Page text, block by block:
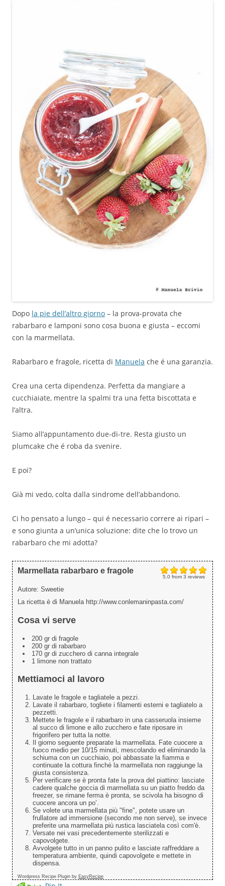
Dopo la pie dell’altro giorno – la prova-provata che
rabarbaro e lamponi sono cosa buona e giusta – eccomi
con la marmellata.
Rabarbaro e fragole, ricetta di Manuela che é una garanzia.
Crea una certa dipendenza. Perfetta da mangiare a
cucchiaiate, mentre la spalmi tra una fetta biscottata e
l’altra.
Siamo all’appuntamento due-di-tre. Resta giusto un
plumcake che é roba da svenire.
E poi?
Già mi vedo, colta dalla sindrome dell’abbandono.
Ci ho pensato a lungo – qui é necessario correre ai ripari –
e sono giunta a un’unica soluzione: dite che lo trovo un
rabarbaro che mi adotta?
5.0from 3 reviews
Marmellata rabarbaro e fragole
Autore: Sweetie
La ricetta è di Manuela http://www.conlemaninpasta.com/
Cosa vi serve
200 gr di fragole
200 gr di rabarbaro
170 gr di zucchero di canna integrale
1 limone non trattato
Mettiamoci al lavoro
Lavate le fragole e tagliatele a pezzi.
Lavate il rabarbaro, togliete i filamenti esterni e tagliatelo a
pezzetti.
Mettete le fragole e il rabarbaro in una casseruola insieme
al succo di limone e allo zucchero e fate riposare in
frigorifero per tutta la notte.
Il giorno seguente preparate la marmellata. Fate cuocere a
fuoco medio per 10/15 minuti, mescolando ed eliminando la
schiuma con un cucchiaio, poi abbassate la fiamma e
continuate la cottura finché la marmellata non raggiunge la
giusta consistenza.
Per verificare se è pronta fate la prova del piattino: lasciate
cadere qualche goccia di marmellata su un piatto freddo da
freezer, se rimane ferma è pronta, se scivola ha bisogno di
cuocere ancora un po’.
Se volete una marmellata più "fine", potete usare un
frullatore ad immersione (secondo me non serve), se invece
preferite una marmellata più rustica lasciatela così com'è.
Versate nei vasi precedentemente sterilizzati e
capovolgete.
Avvolgete tutto in un panno pulito e lasciate raffreddare a
temperatura ambiente, quindi capovolgete e mettete in
dispensa.
Wordpress Recipe Plugin by EasyRecipe